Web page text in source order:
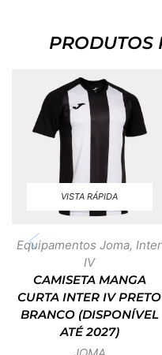
PRODUTOS
VISTA RÁPIDA
Equipamentos Joma,Inter
IV
CAMISETA MANGA
CURTA INTER IV PRETO
BRANCO (DISPONÍVEL
ATÉ 2027)